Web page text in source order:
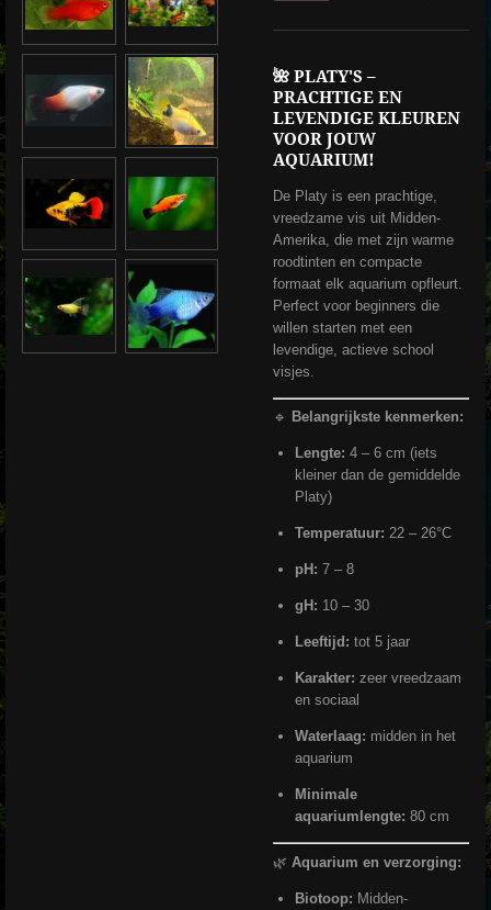
🌺 PLATY'S –
PRACHTIGE EN
LEVENDIGE KLEUREN
VOOR JOUW
AQUARIUM!
De Platy is een prachtige,
vreedzame vis uit Midden-
Amerika, die met zijn warme
roodtinten en compacte
formaat elk aquarium opfleurt.
Perfect voor beginners die
willen starten met een
levendige, actieve school
visjes.
🔹 Belangrijkste kenmerken:
Lengte: 4 – 6 cm (iets
kleiner dan de gemiddelde
Platy)
Temperatuur: 22 – 26°C
pH: 7 – 8
gH: 10 – 30
Leeftijd: tot 5 jaar
Karakter: zeer vreedzaam
en sociaal
Waterlaag: midden in het
aquarium
Minimale
aquariumlengte: 80 cm
🌿 Aquarium en verzorging:
Biotoop: Midden-